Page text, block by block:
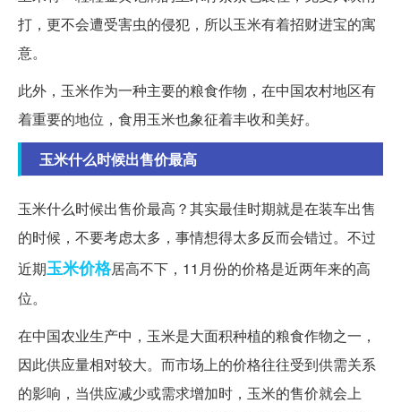
打，更不会遭受害虫的侵犯，所以玉米有着招财进宝的寓
意。
此外，玉米作为一种主要的粮食作物，在中国农村地区有
着重要的地位，食用玉米也象征着丰收和美好。
玉米什么时候出售价最高
玉米什么时候出售价最高？其实最佳时期就是在装车出售
的时候，不要考虑太多，事情想得太多反而会错过。不过
近期玉米价格居高不下，11月份的价格是近两年来的高
位。
在中国农业生产中，玉米是大面积种植的粮食作物之一，
因此供应量相对较大。而市场上的价格往往受到供需关系
的影响，当供应减少或需求增加时，玉米的售价就会上